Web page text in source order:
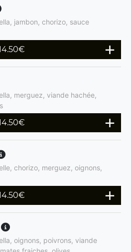
jambon, chorizo, sauce
€
merguez, viande hachée,
€
chorizo, merguez, oignons,
€
oignons, poivrons, viande